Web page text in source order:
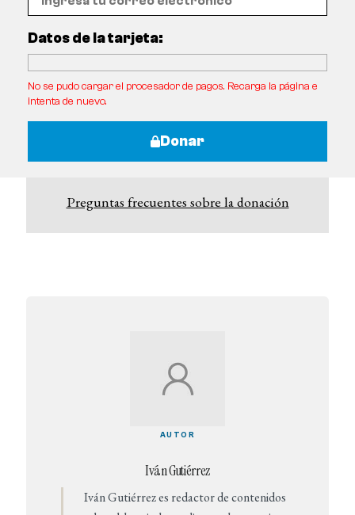
Datos de la tarjeta:
No se pudo cargar el procesador de pagos. Recarga la página e
intenta de nuevo.
Donar
Preguntas frecuentes sobre la donación
AUTOR
Iván Gutiérrez
Iván Gutiérrez es redactor de contenidos